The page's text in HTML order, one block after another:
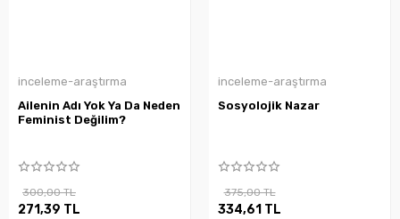
inceleme-araştırma
Ailenin Adı Yok Ya Da Neden
Feminist Değilim?
300,00 TL
271,39 TL
inceleme-araştırma
Sosyolojik Nazar
375,00 TL
334,61 TL